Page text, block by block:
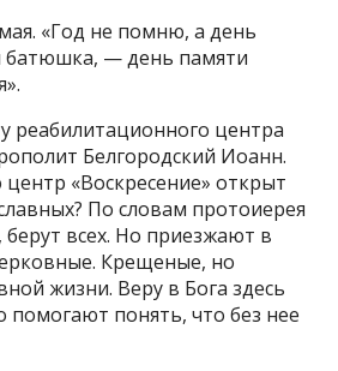
«Год не помню, а день
— день памяти
реабилитационного центра
Белгородский Иоанн.
центр «Воскресение» открыт
По словам протоиерея
всех. Но приезжают в
Крещеные, но
жизни. Веру в Бога здесь
помогают понять, что без нее